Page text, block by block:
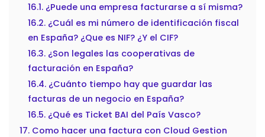
16.1. ¿Puede una empresa facturarse a sí misma?
16.2. ¿Cuál es mi número de identificación fiscal
en España? ¿Que es NIF? ¿Y el CIF?
16.3. ¿Son legales las cooperativas de
facturación en España?
16.4. ¿Cuánto tiempo hay que guardar las
facturas de un negocio en España?
16.5. ¿Qué es Ticket BAI del País Vasco?
17. Como hacer una factura con Cloud Gestion